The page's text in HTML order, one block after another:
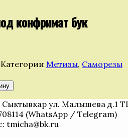
конфримат бук
Категории Метизы, Саморезы
Сыктывкар ул. Малышева д.1
(WhatsApp / Telegram)
tmicha@bk.ru